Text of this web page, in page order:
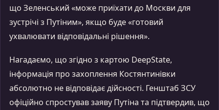
що Зеленський «може приїхати до Москви для
зустрічі з Путіним», якщо буде «готовий
ухвалювати відповідальні рішення».
Нагадаємо, що згідно з картою DeepState,
інформація про захоплення Костянтинівки
абсолютно не відповідає дійсності. Генштаб ЗСУ
офіційно спростував заяву Путіна та підтвердив, що